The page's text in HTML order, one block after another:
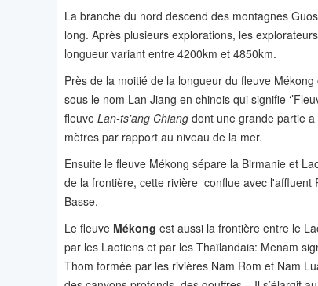
La branche du nord descend des montagnes
long. Après plusieurs explorations, les
longueur variant entre 4200km et 4850km.
Près de la moitié de la longueur du fleuve
sous le nom Lan Jiang en chinois qui signifie
fleuve Lan-ts'ang Chiang dont une grande partie
mètres par rapport au niveau de la mer.
Ensuite le fleuve Mékong sépare la Birmanie et
de la frontière, cette rivière conflue avec l'affluent
Basse.
Le fleuve Mékong est aussi la frontière entre le
par les Laotiens et par les Thaïlandais: Menam
Thom formée par les rivières Nam Rom et Nam